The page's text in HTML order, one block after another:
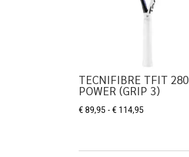
TECNIFIBRE TFIT 280
POWER (GRIP 3)
€ 89,95 - € 114,95